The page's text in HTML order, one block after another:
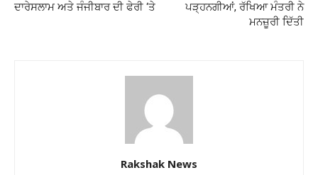
ਦਾਰੇਸਲਾਮ ਅਤੇ ਜੰਜੀਬਾਰ ਦੀ ਫੇਰੀ ‘ਤੇ
ਪੜ੍ਹਨਗੀਆਂ, ਰੱਖਿਆ ਮੰਤਰੀ ਨੇ
ਮਨਜ਼ੂਰੀ ਦਿੱਤੀ
Rakshak News